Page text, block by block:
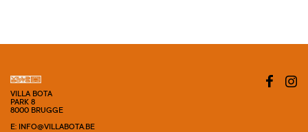
VILLA BOTA
PARK 8
8000 BRUGGE
E: INFO@VILLABOTA.BE